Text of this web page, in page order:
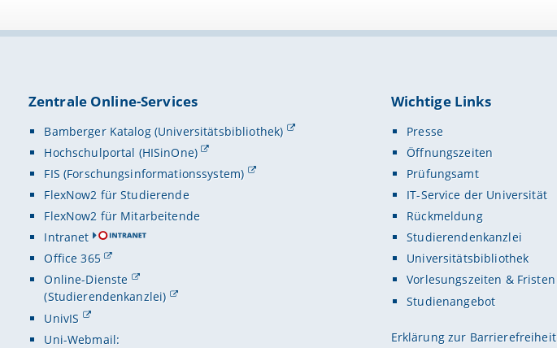
Zentrale Online-Services
Bamberger Katalog (Universitätsbibliothek)
Hochschulportal (HISinOne)
FIS (Forschungsinformationssystem)
FlexNow2 für Studierende
FlexNow2 für Mitarbeitende
Intranet
Office 365
Online-Dienste
(Studierendenkanzlei)
UnivIS
Uni-Webmail:
Wichtige Links
Presse
Öffnungszeiten
Prüfungsamt
IT-Service der Universität
Rückmeldung
Studierendenkanzlei
Universitätsbibliothek
Vorlesungszeiten & Fristen
Studienangebot
Erklärung zur Barrierefreiheit